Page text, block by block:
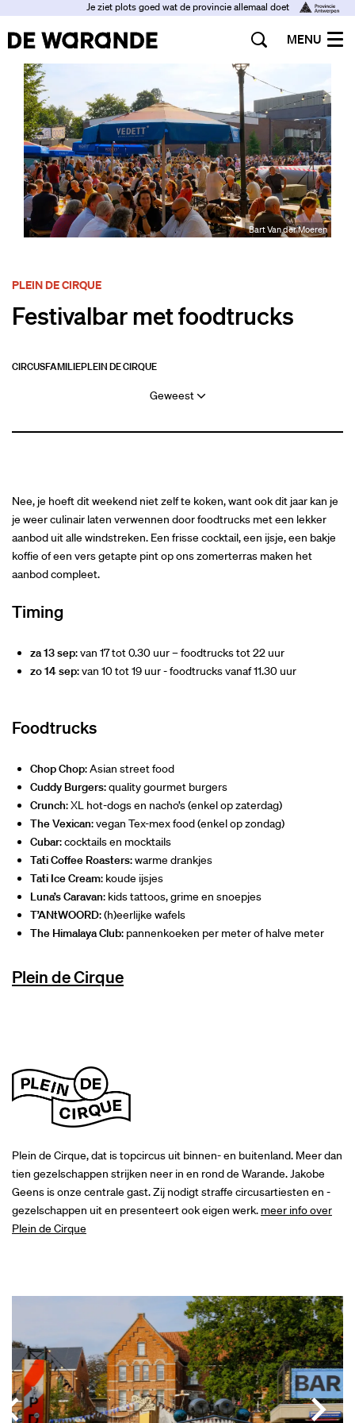
Je ziet plots goed wat de provincie allemaal doet
MENU
Bart Van der Moeren
Festivalbar met foodtrucks
PLEIN DE CIRQUE
CIRCUSFAMILIEPLEIN DE CIRQUE
Geweest
Nee, je hoeft dit weekend niet zelf te koken, want ook dit jaar kan je
je weer culinair laten verwennen door foodtrucks met een lekker
aanbod uit alle windstreken. Een frisse cocktail, een ijsje, een bakje
koffie of een vers getapte pint op ons zomerterras maken het
aanbod compleet.
Timing
za 13 sep: van 17 tot 0.30 uur – foodtrucks tot 22 uur
zo 14 sep: van 10 tot 19 uur - foodtrucks vanaf 11.30 uur
Foodtrucks
Chop Chop: Asian street food
Cuddy Burgers: quality gourmet burgers
Crunch: XL hot-dogs en nacho’s (enkel op zaterdag)
The Vexican: vegan Tex-mex food (enkel op zondag)
Cubar: cocktails en mocktails
Tati Coffee Roasters: warme drankjes
Tati Ice Cream: koude ijsjes
Luna’s Caravan: kids tattoos, grime en snoepjes
T’ANtWOORD: (h)eerlijke wafels
The Himalaya Club: pannenkoeken per meter of halve meter
Plein de Cirque
Plein de Cirque, dat is topcircus uit binnen- en buitenland. Meer dan
tien gezelschappen strijken neer in en rond de Warande. Jakobe
Geens is onze centrale gast. Zij nodigt straffe circusartiesten en -
gezelschappen uit en presenteert ook eigen werk. meer info over
Plein de Cirque